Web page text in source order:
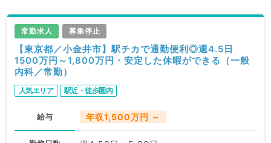
常勤求人 募集停止
【東京都／小金井市】駅チカで通勤便利◎週4.5日
1500万円～1,800万円・安定した休暇ができる（一般
内科／常勤）
人気エリア 駅近・徒歩圏内
給与 年収1,500万円 ～